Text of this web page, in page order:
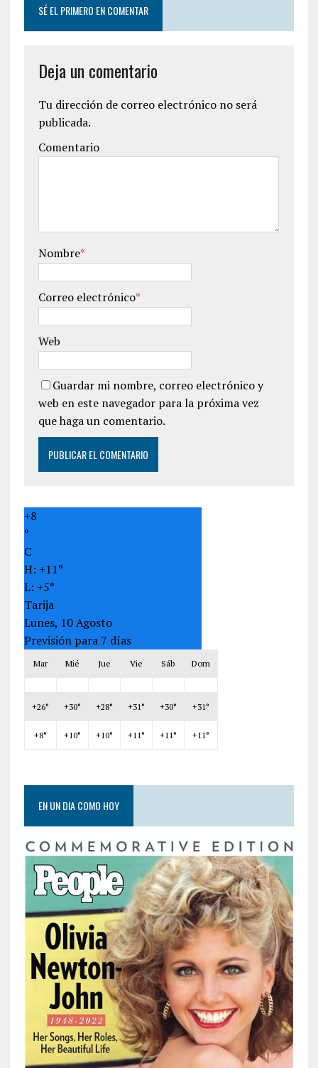
SÉ EL PRIMERO EN COMENTAR
Deja un comentario
Tu dirección de correo electrónico no será
publicada.
Comentario
Nombre*
Correo electrónico*
Web
Guardar mi nombre, correo electrónico y
web en este navegador para la próxima vez
que haga un comentario.
+8
°
C
H: +11°
L: +5°
Tarija
Lunes, 10 Agosto
Previsión para 7 días
Mar Mié Jue Vie Sáb Dom
+26° +30° +28° +31° +30° +31°
+8° +10° +10° +11° +11° +11°
EN UN DIA COMO HOY